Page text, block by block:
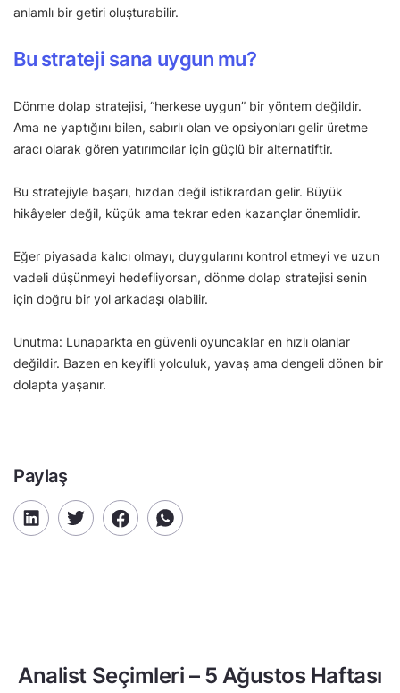
anlamlı bir getiri oluşturabilir.
Bu strateji sana uygun mu?
Dönme dolap stratejisi, “herkese uygun” bir yöntem değildir.
Ama ne yaptığını bilen, sabırlı olan ve opsiyonları gelir üretme
aracı olarak gören yatırımcılar için güçlü bir alternatiftir.
Bu stratejiyle başarı, hızdan değil istikrardan gelir. Büyük
hikâyeler değil, küçük ama tekrar eden kazançlar önemlidir.
Eğer piyasada kalıcı olmayı, duygularını kontrol etmeyi ve uzun
vadeli düşünmeyi hedefliyorsan, dönme dolap stratejisi senin
için doğru bir yol arkadaşı olabilir.
Unutma: Lunaparkta en güvenli oyuncaklar en hızlı olanlar
değildir. Bazen en keyifli yolculuk, yavaş ama dengeli dönen bir
dolapta yaşanır.
Paylaş
Analist Seçimleri – 5 Ağustos Haftası